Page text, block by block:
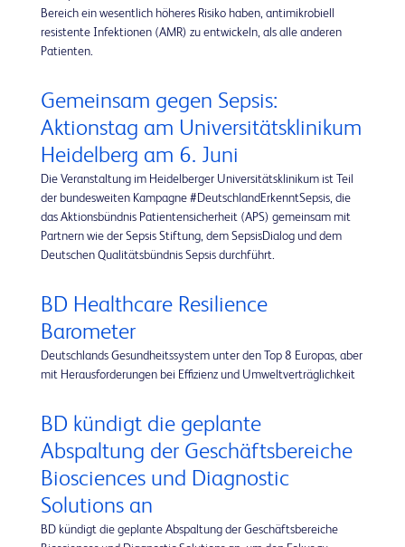
Bereich ein wesentlich höheres Risiko haben, antimikrobiell
resistente Infektionen (AMR) zu entwickeln, als alle anderen
Patienten.
Gemeinsam gegen Sepsis:
Aktionstag am Universitätsklinikum
Heidelberg am 6. Juni
Die Veranstaltung im Heidelberger Universitätsklinikum ist Teil
der bundesweiten Kampagne #DeutschlandErkenntSepsis, die
das Aktionsbündnis Patientensicherheit (APS) gemeinsam mit
Partnern wie der Sepsis Stiftung, dem SepsisDialog und dem
Deutschen Qualitätsbündnis Sepsis durchführt.
BD Healthcare Resilience
Barometer
Deutschlands Gesundheitssystem unter den Top 8 Europas, aber
mit Herausforderungen bei Effizienz und Umweltverträglichkeit
BD kündigt die geplante
Abspaltung der Geschäftsbereiche
Biosciences und Diagnostic
Solutions an
BD kündigt die geplante Abspaltung der Geschäftsbereiche